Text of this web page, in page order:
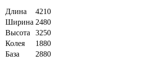
Длина
4210
Ширина 2480
Высота
3250
Колея
1880
База
2880